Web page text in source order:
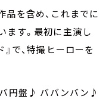
品を含め、これまでに
ます。最初に主演し
で、特撮ヒーローを
円盤♪ ババンバン♪